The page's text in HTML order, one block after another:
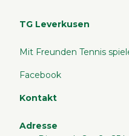
TG Leverkusen
Mit Freunden Tennis
Facebook
Kontakt
Adresse